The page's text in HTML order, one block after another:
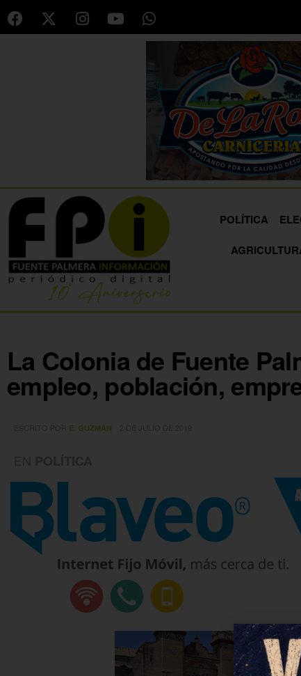
POLÍTICA
La Colonia de Fuente
empleo, población,
E. GUZMÁN